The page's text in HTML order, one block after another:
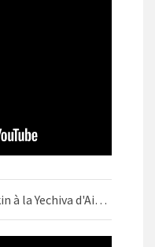
Rav Mordéhaï Chajkin à la Yechiva d'Aix-les-Bains en septembre 2025 avant Yom Kippour